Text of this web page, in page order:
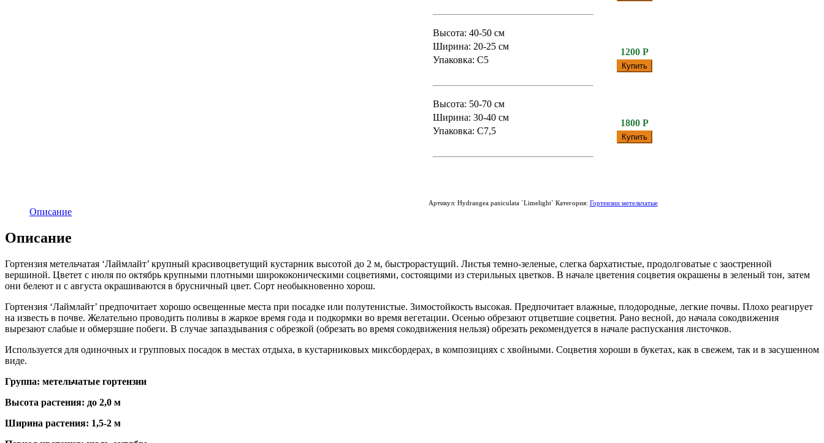
Высота: 40-50 см
Ширина: 20-25 см
Упаковка: С5
1200 Р
Купить
Высота: 50-70 см
Ширина: 30-40 см
Упаковка: С7,5
1800 Р
Купить
Артикул: Hydrangea paniculata `Limelight` Категория: Гортензии метельчатые
Описание
Описание
Гортензия метельчатая ‘Лаймлайт’ крупный красивоцветущий кустарник высотой до 2 м, быстрорастущий. Листья темно-зеленые, слегка бархатистые, продолговатые с заостренной
вершиной. Цветет с июля по октябрь крупными плотными ширококоническими соцветиями, состоящими из стерильных цветков. В начале цветения соцветия окрашены в зеленый тон, затем
они белеют и с августа окрашиваются в брусничный цвет. Сорт необыкновенно хорош.
Гортензия ‘Лаймлайт’ предпочитает хорошо освещенные места при посадке или полутенистые. Зимостойкость высокая. Предпочитает влажные, плодородные, легкие почвы. Плохо реагирует
на известь в почве. Желательно проводить поливы в жаркое время года и подкормки во время вегетации. Осенью обрезают отцветшие соцветия. Рано весной, до начала сокодвижения
вырезают слабые и обмерзшие побеги. В случае запаздывания с обрезкой (обрезать во время сокодвижения нельзя) обрезать рекомендуется в начале распускания листочков.
Используется для одиночных и групповых посадок в местах отдыха, в кустарниковых миксбордерах, в композициях с хвойными. Соцветия хороши в букетах, как в свежем, так и в засушенном
виде.
Группа: метельчатые гортензии
Высота растения: до 2,0 м
Ширина растения: 1,5-2 м